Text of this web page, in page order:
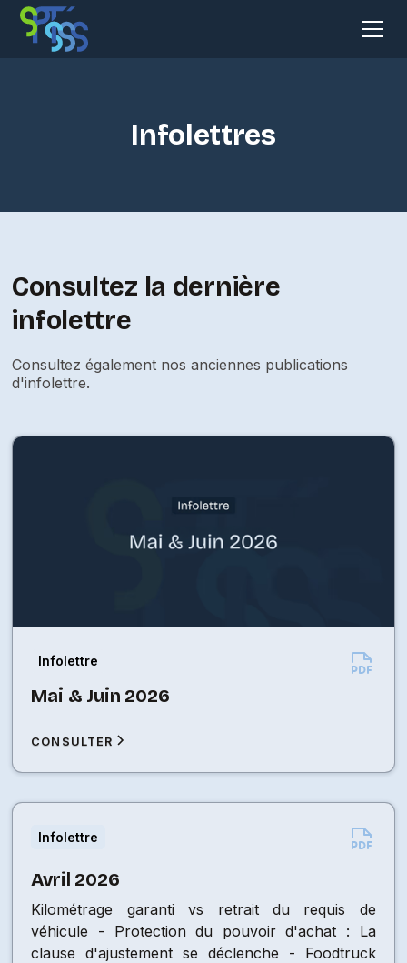
Infolettres
Consultez la dernière
infolettre
Consultez également nos anciennes publications
d'infolettre.
Infolettre
Mai & Juin 2026
CONSULTER
Infolettre
Avril 2026
Kilométrage garanti vs retrait du requis de
véhicule - Protection du pouvoir d'achat : La
clause d'ajustement se déclenche - Foodtruck